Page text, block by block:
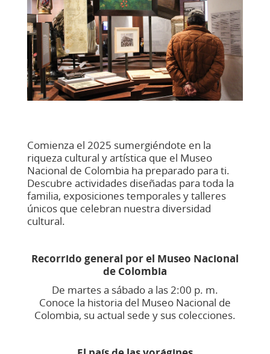
Comienza el 2025 sumergiéndote en la
riqueza cultural y artística que el Museo
Nacional de Colombia ha preparado para ti.
Descubre actividades diseñadas para toda la
familia, exposiciones temporales y talleres
únicos que celebran nuestra diversidad
cultural.
Recorrido general por el Museo Nacional
de Colombia
De martes a sábado a las 2:00 p. m.
Conoce la historia del Museo Nacional de
Colombia, su actual sede y sus colecciones.